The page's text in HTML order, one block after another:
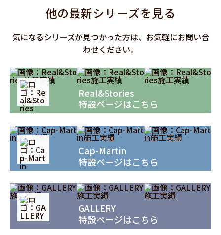
他の最新シリーズを見る
気になるシリーズが見つかった方は、お気軽にお問い合
わせください。
Real&Stories
特設ページはこちら
Cap-Martin
特設ページはこちら
GALLERY
特設ページはこちら